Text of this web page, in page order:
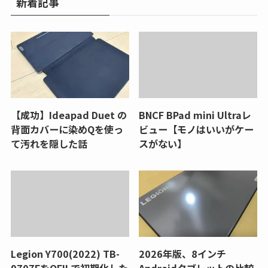
【成功】Ideapad Duet の
背面カバーに染めQを使っ
て汚れを隠した話
BNCF BPad mini Ultraレ
ビュー【モノはいいがケー
スがない】
Legion Y700(2022) TB-
2026年版、8インチ